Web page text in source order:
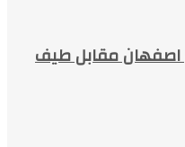
اصفهان مقابل طیف